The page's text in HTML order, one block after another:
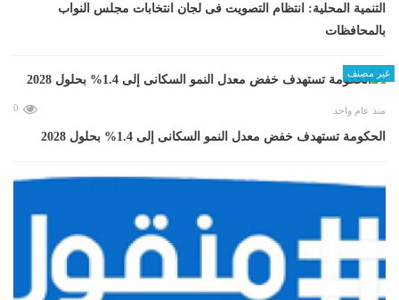
التنمية المحلية: انتظام التصويت فى لجان انتخابات مجلس النواب
بالمحافظات
غير مصنف
منذ عام واحد 0
الحكومة تستهدف خفض معدل النمو السكانى إلى 1.4% بحلول 2028